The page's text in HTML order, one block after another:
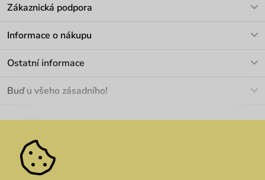
Zákaznická podpora
Informace o nákupu
Materiály a údržba
Pozáruční opravy
Ostatní informace
Velkoobchod
Dárkové poukazy
Vuchlook
Buď u všeho zásadního!
Zásady ochrany osobních údajů